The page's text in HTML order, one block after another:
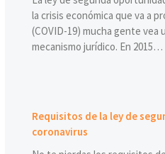
la crisis económica que va a
(COVID-19) mucha gente vea
mecanismo jurídico. En 2015…
Requisitos de la ley de
coronavirus